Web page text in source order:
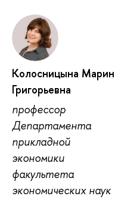
Колосницына
Григорьевна
профессор
Департамента
прикладной
экономики
факультета
экономических наук